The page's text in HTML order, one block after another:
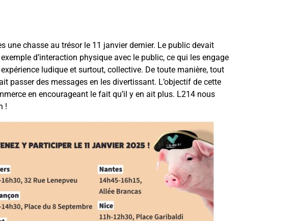
une chasse au trésor le 11 janvier dernier. Le public devait
d’interaction physique avec le public, ce qui les engage
ludique et surtout, collective. De toute manière, tout
passer des messages en les divertissant. L’objectif de cette
en encourageant le fait qu’il y en ait plus. L214 nous
!